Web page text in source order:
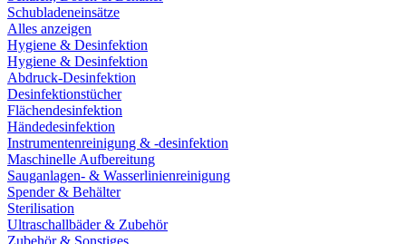
Schubladeneinsätze
Alles anzeigen
Hygiene & Desinfektion
Hygiene & Desinfektion
Abdruck-Desinfektion
Desinfektionstücher
Flächendesinfektion
Händedesinfektion
Instrumentenreinigung & -desinfektion
Maschinelle Aufbereitung
Sauganlagen- & Wasserlinienreinigung
Spender & Behälter
Sterilisation
Ultraschallbäder & Zubehör
Zubehör & Sonstiges